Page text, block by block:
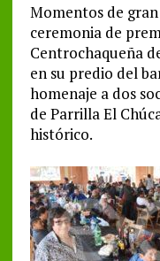
Momentos de
ceremonia de
Centrochaqueña
en su predio del
homenaje a dos
de Parrilla El
histórico.